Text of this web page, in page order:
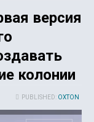
версия
колонии
PUBLISHED: OXTON